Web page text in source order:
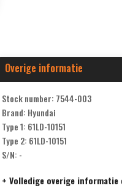
Overige informatie
Stock number: 7544-003
Brand: Hyundai
Type 1: 61LD-10151
Type 2: 61LD-10151
S/N: -
+ Volledige overige informatie